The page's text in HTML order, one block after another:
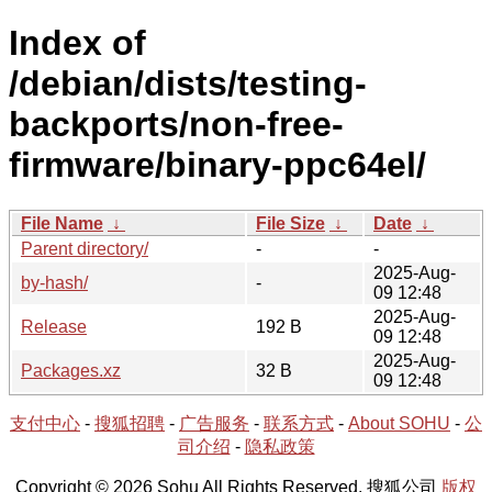
Index of
/debian/dists/testing-
backports/non-free-
firmware/binary-ppc64el/
File Name ↓ File Size ↓ Date ↓
Parent directory/
-
-
by-hash/
-
2025-Aug-
09 12:48
Release
192 B
2025-Aug-
09 12:48
Packages.xz
32 B
2025-Aug-
09 12:48
支付中心 - 搜狐招聘 - 广告服务 - 联系方式 - About SOHU - 公
司介绍 - 隐私政策
Copyright © 2026 Sohu All Rights Reserved. 搜狐公司 版权